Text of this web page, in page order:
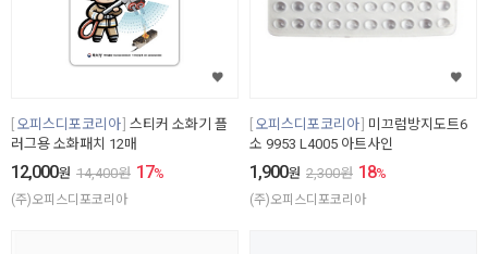
오피스디포코리아 스티커 소화기 플
러그용 소화패치 12매
12,000원 14,400원 17%
(주)오피스디포코리아
오피스디포코리아 미끄럼방지도트6
소 9953 L4005 아트사인
1,900원 2,300원 18%
(주)오피스디포코리아